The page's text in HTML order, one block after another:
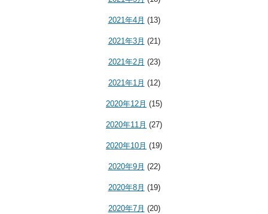
2021年4月 (13)
2021年3月 (21)
2021年2月 (23)
2021年1月 (12)
2020年12月 (15)
2020年11月 (27)
2020年10月 (19)
2020年9月 (22)
2020年8月 (19)
2020年7月 (20)